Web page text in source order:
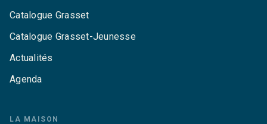
Catalogue Grasset
Catalogue Grasset-Jeunesse
Actualités
Agenda
LA MAISON